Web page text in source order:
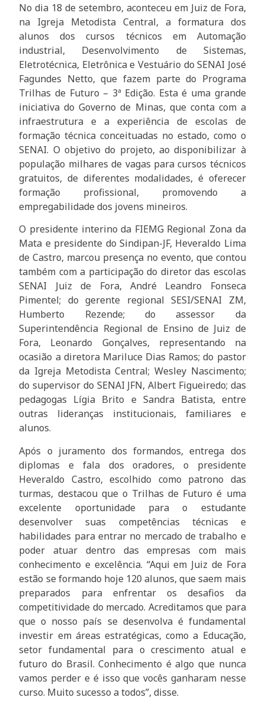
No dia 18 de setembro, aconteceu em Juiz de Fora,
na Igreja Metodista Central, a formatura dos
alunos dos cursos técnicos em Automação
industrial, Desenvolvimento de Sistemas,
Eletrotécnica, Eletrônica e Vestuário do SENAI José
Fagundes Netto, que fazem parte do Programa
Trilhas de Futuro – 3ª Edição. Esta é uma grande
iniciativa do Governo de Minas, que conta com a
infraestrutura e a experiência de escolas de
formação técnica conceituadas no estado, como o
SENAI. O objetivo do projeto, ao disponibilizar à
população milhares de vagas para cursos técnicos
gratuitos, de diferentes modalidades, é oferecer
formação profissional, promovendo a
empregabilidade dos jovens mineiros.
O presidente interino da FIEMG Regional Zona da
Mata e presidente do Sindipan-JF, Heveraldo Lima
de Castro, marcou presença no evento, que contou
também com a participação do diretor das escolas
SENAI Juiz de Fora, André Leandro Fonseca
Pimentel; do gerente regional SESI/SENAI ZM,
Humberto Rezende; do assessor da
Superintendência Regional de Ensino de Juiz de
Fora, Leonardo Gonçalves, representando na
ocasião a diretora Mariluce Dias Ramos; do pastor
da Igreja Metodista Central; Wesley Nascimento;
do supervisor do SENAI JFN, Albert Figueiredo; das
pedagogas Lígia Brito e Sandra Batista, entre
outras lideranças institucionais, familiares e
alunos.
Após o juramento dos formandos, entrega dos
diplomas e fala dos oradores, o presidente
Heveraldo Castro, escolhido como patrono das
turmas, destacou que o Trilhas de Futuro é uma
excelente oportunidade para o estudante
desenvolver suas competências técnicas e
habilidades para entrar no mercado de trabalho e
poder atuar dentro das empresas com mais
conhecimento e excelência. “Aqui em Juiz de Fora
estão se formando hoje 120 alunos, que saem mais
preparados para enfrentar os desafios da
competitividade do mercado. Acreditamos que para
que o nosso país se desenvolva é fundamental
investir em áreas estratégicas, como a Educação,
setor fundamental para o crescimento atual e
futuro do Brasil. Conhecimento é algo que nunca
vamos perder e é isso que vocês ganharam nesse
curso. Muito sucesso a todos”, disse.